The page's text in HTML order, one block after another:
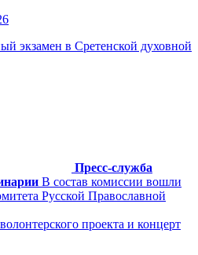
экзамен в Сретенской духовной
Пресс-служба
В состав комиссии вошли
Русской Православной
проекта и концерт